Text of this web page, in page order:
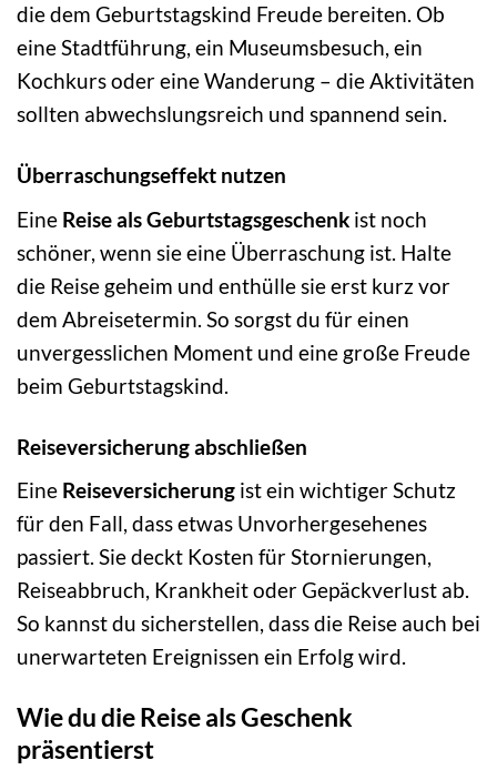
die dem Geburtstagskind Freude bereiten. Ob
eine Stadtführung, ein Museumsbesuch, ein
Kochkurs oder eine Wanderung – die Aktivitäten
sollten abwechslungsreich und spannend sein.
Überraschungseffekt nutzen
Eine Reise als Geburtstagsgeschenk ist noch
schöner, wenn sie eine Überraschung ist. Halte
die Reise geheim und enthülle sie erst kurz vor
dem Abreisetermin. So sorgst du für einen
unvergesslichen Moment und eine große Freude
beim Geburtstagskind.
Reiseversicherung abschließen
Eine Reiseversicherung ist ein wichtiger Schutz
für den Fall, dass etwas Unvorhergesehenes
passiert. Sie deckt Kosten für Stornierungen,
Reiseabbruch, Krankheit oder Gepäckverlust ab.
So kannst du sicherstellen, dass die Reise auch bei
unerwarteten Ereignissen ein Erfolg wird.
Wie du die Reise als Geschenk
präsentierst